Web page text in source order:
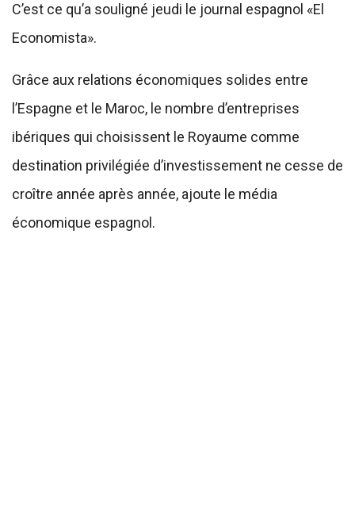
C’est ce qu’a souligné jeudi le journal espagnol «El
Economista».
Grâce aux relations économiques solides entre
l’Espagne et le Maroc, le nombre d’entreprises
ibériques qui choisissent le Royaume comme
destination privilégiée d’investissement ne cesse de
croître année après année, ajoute le média
économique espagnol.